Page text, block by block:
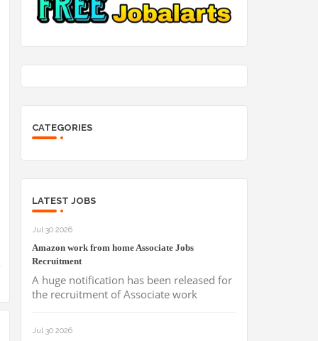
CATEGORIES
LATEST JOBS
Jul 30 2026
Amazon work from home Associate Jobs
Recruitment
A huge notification has been released for
the recruitment of Associate work
Jul 30 2026